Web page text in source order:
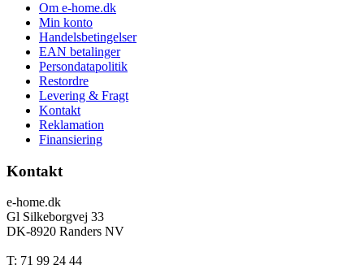
Om e-home.dk
Min konto
Handelsbetingelser
EAN betalinger
Persondatapolitik
Restordre
Levering & Fragt
Kontakt
Reklamation
Finansiering
Kontakt
e-home.dk
Gl Silkeborgvej 33
DK-8920 Randers NV
T: 71 99 24 44